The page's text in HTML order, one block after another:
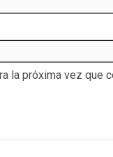
la próxima vez que